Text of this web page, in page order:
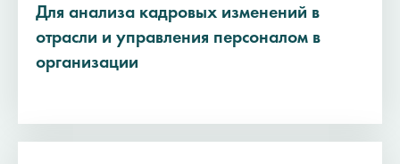
Для анализа кадровых изменений в
отрасли и управления персоналом в
организации